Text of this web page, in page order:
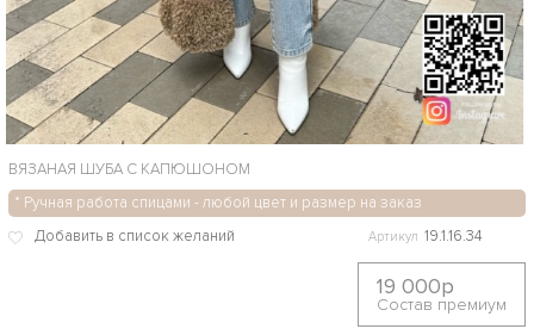
ВЯЗАНАЯ ШУБА С КАПЮШОНОМ
* Ручная работа спицами - любой цвет и размер на заказ
Артикул 19.1.16.34
19 000р
Состав премиум